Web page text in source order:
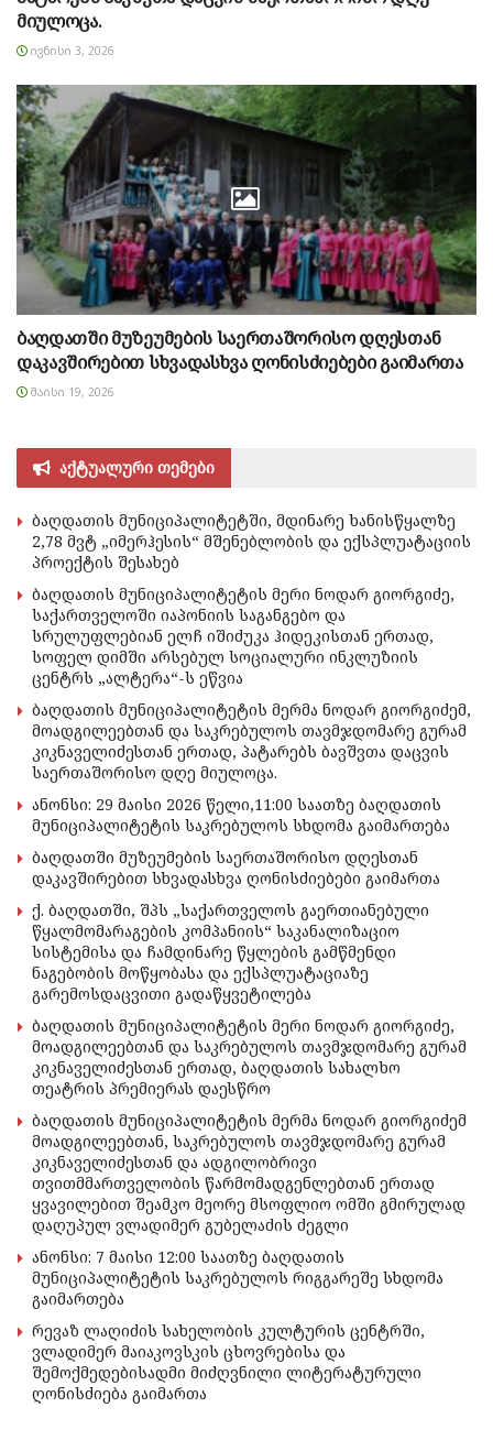
მიულოცა.
ᲘᲕᲜᲘᲡᲘ 3, 2026
ბაღდათში მუზეუმების საერთაშორისო დღესთან
დაკავშირებით სხვადასხვა ღონისძიებები გაიმართა
ᲛᲐᲘᲡᲘ 19, 2026
აქტუალური თემები
ბაღდათის მუნიციპალიტეტში, მდინარე ხანისწყალზე
2,78 მვტ „იმერჰესის“ მშენებლობის და ექსპლუატაციის
პროექტის შესახებ
ბაღდათის მუნიციპალიტეტის მერი ნოდარ გიორგიძე,
საქართველოში იაპონიის საგანგებო და
სრულუფლებიან ელჩ იშიძუკა ჰიდეკისთან ერთად,
სოფელ დიმში არსებულ სოციალური ინკლუზიის
ცენტრს „ალტერა“-ს ეწვია
ბაღდათის მუნიციპალიტეტის მერმა ნოდარ გიორგიძემ,
მოადგილეებთან და საკრებულოს თავმჯდომარე გურამ
კიკნაველიძესთან ერთად, პატარებს ბავშვთა დაცვის
საერთაშორისო დღე მიულოცა.
ანონსი: 29 მაისი 2026 წელი,11:00 საათზე ბაღდათის
მუნიციპალიტეტის საკრებულოს სხდომა გაიმართება
ბაღდათში მუზეუმების საერთაშორისო დღესთან
დაკავშირებით სხვადასხვა ღონისძიებები გაიმართა
ქ. ბაღდათში, შპს „საქართველოს გაერთიანებული
წყალმომარაგების კომპანიის“ საკანალიზაციო
სისტემისა და ჩამდინარე წყლების გამწმენდი
ნაგებობის მოწყობასა და ექსპლუატაციაზე
გარემოსდაცვითი გადაწყვეტილება
ბაღდათის მუნიციპალიტეტის მერი ნოდარ გიორგიძე,
მოადგილეებთან და საკრებულოს თავმჯდომარე გურამ
კიკნაველიძესთან ერთად, ბაღდათის სახალხო
თეატრის პრემიერას დაესწრო
ბაღდათის მუნიციპალიტეტის მერმა ნოდარ გიორგიძემ
მოადგილეებთან, საკრებულოს თავმჯდომარე გურამ
კიკნაველიძესთან და ადგილობრივი
თვითმმართველობის წარმომადგენლებთან ერთად
ყვავილებით შეამკო მეორე მსოფლიო ომში გმირულად
დაღუპულ ვლადიმერ გუბელაძის ძეგლი
ანონსი: 7 მაისი 12:00 საათზე ბაღდათის
მუნიციპალიტეტის საკრებულოს რიგგარეშე სხდომა
გაიმართება
რევაზ ლაღიძის სახელობის კულტურის ცენტრში,
ვლადიმერ მაიაკოვსკის ცხოვრებისა და
შემოქმედებისადმი მიძღვნილი ლიტერატურული
ღონისძიება გაიმართა